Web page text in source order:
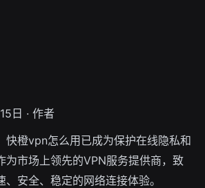
日 · 作者
快橙vpn怎么用已成为保护在线隐私和
为市场上领先的VPN服务提供商，致
安全、稳定的网络连接体验。